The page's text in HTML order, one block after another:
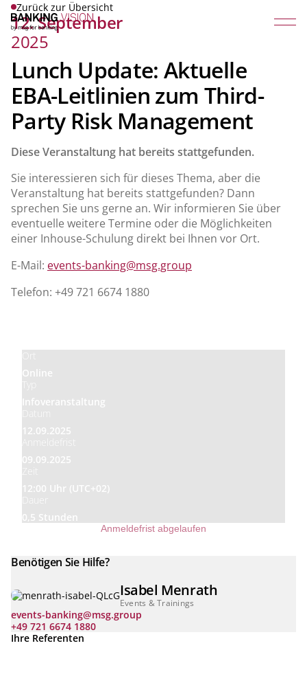
Zurück zur Übersicht
12. September
2025
Lunch Update: Aktuelle
EBA-Leitlinien zum Third-
Party Risk Management
Diese Veranstaltung hat bereits stattgefunden.
Sie interessieren sich für dieses Thema, aber die
Veranstaltung hat bereits stattgefunden? Dann
sprechen Sie uns gerne an. Wir informieren Sie über
eventuelle weitere Termine oder die Möglichkeiten
einer Inhouse-Schulung direkt bei Ihnen vor Ort.
E-Mail: events-banking@msg.group
Telefon: +49 721 6674 1880
Online
Infoveranstaltung
12.09.2025
09.09.2025
12:00 Uhr (UTC+02)
0,5 Stunden
Anmeldefrist abgelaufen
Benötigen Sie Hilfe?
Isabel Menrath
Events & Trainings
events-banking@msg.group
+49 721 6674 1880
Ihre Referenten